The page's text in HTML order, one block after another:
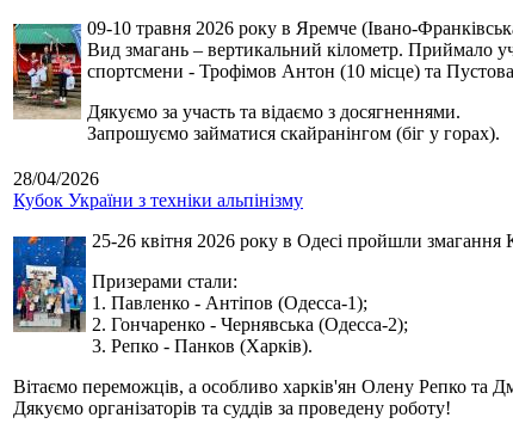
09-10 травня 2026 року в Яремче (Івано-
Вид змагань – вертикальний кілометр. Приймало
спортсмени - Трофімов Антон (10 місце) та
Дякуємо за участь та відаємо з досягненнями.
Запрошуємо займатися скайранінгом (біг у горах).
28/04/2026
Кубок України з техніки альпінізму
25-26 квітня 2026 року в Одесі пройшли змагання
Призерами стали:
1. Павленко - Антіпов (Одесса-1);
2. Гончаренко - Чернявська (Одесса-2);
3. Репко - Панков (Харків).
Вітаємо переможців, а особливо харків'ян Олену Репко та
Дякуємо організаторів та суддів за проведену роботу!